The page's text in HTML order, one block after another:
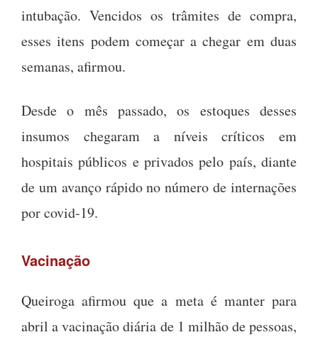
intubação. Vencidos os trâmites de compra,
esses itens podem começar a chegar em duas
semanas, afirmou.
Desde o mês passado, os estoques desses
insumos chegaram a níveis críticos em
hospitais públicos e privados pelo país, diante
de um avanço rápido no número de internações
por covid-19.
Vacinação
Queiroga afirmou que a meta é manter para
abril a vacinação diária de 1 milhão de pessoas,